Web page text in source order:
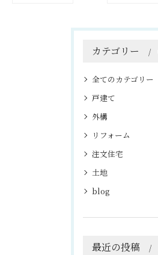
カテゴリー
全てのカテゴリー
戸建て
外構
リフォーム
注文住宅
土地
blog
最近の投稿